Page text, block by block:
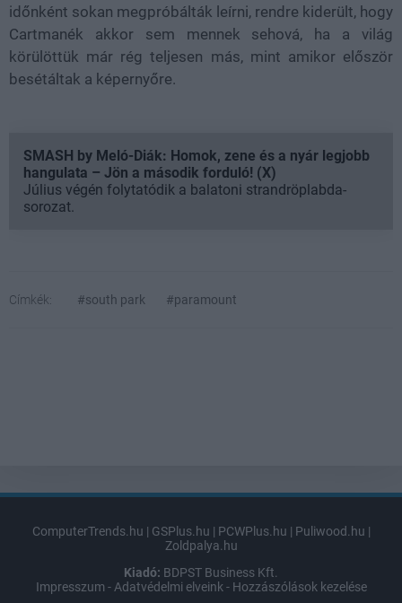
időnként sokan megpróbálták leírni, rendre kiderült, hogy
Cartmanék akkor sem mennek sehová, ha a világ
körülöttük már rég teljesen más, mint amikor először
besétáltak a képernyőre.
SMASH by Meló-Diák: Homok, zene és a nyár legjobb
hangulata – Jön a második forduló! (X)
Július végén folytatódik a balatoni strandröplabda-
sorozat.
Címkék: #south park #paramount
ComputerTrends.hu | GSPlus.hu | PCWPlus.hu | Puliwood.hu |
Zoldpalya.hu
Kiadó: BDPST Business Kft.
Impresszum - Adatvédelmi elveink - Hozzászólások kezelése